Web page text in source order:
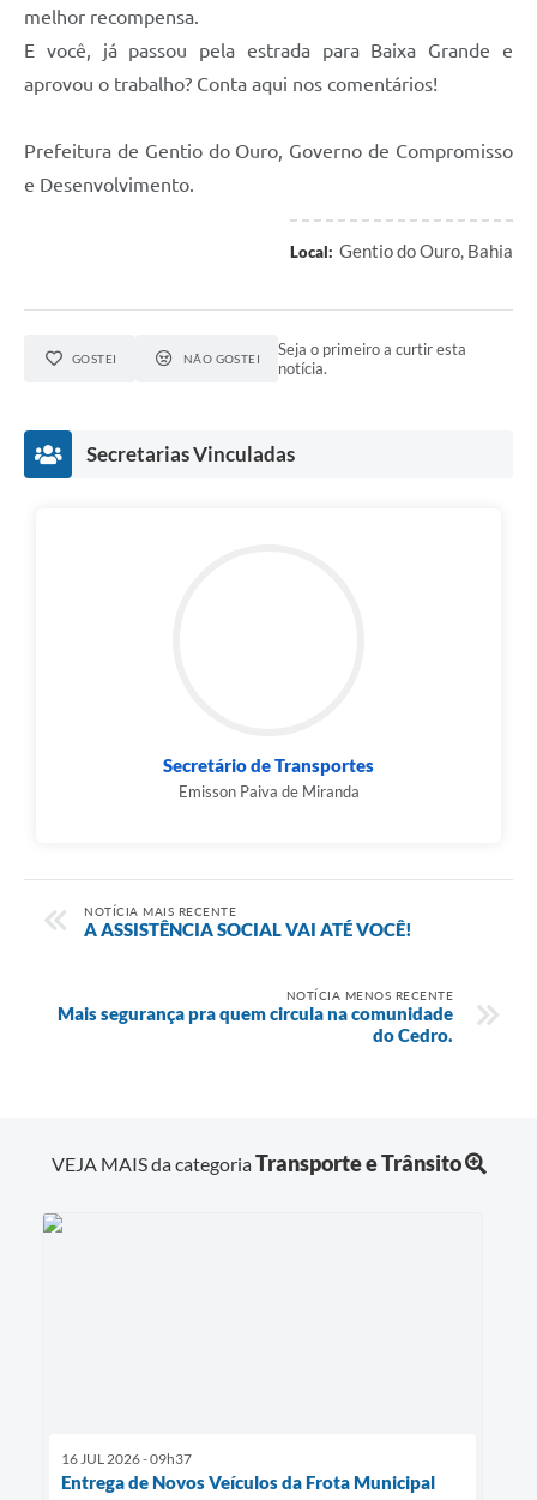
melhor recompensa.
E você, já passou pela estrada para Baixa Grande e
aprovou o trabalho? Conta aqui nos comentários!
Prefeitura de Gentio do Ouro, Governo de Compromisso
e Desenvolvimento.
Local: Gentio do Ouro, Bahia
GOSTEI NÃO GOSTEI
Seja o primeiro a curtir esta
notícia.
Secretarias Vinculadas
Secretário de Transportes
Emisson Paiva de Miranda
NOTÍCIA MAIS RECENTE
A ASSISTÊNCIA SOCIAL VAI ATÉ VOCÊ!
NOTÍCIA MENOS RECENTE
Mais segurança pra quem circula na comunidade
do Cedro.
VEJA MAIS da categoriaTransporte e Trânsito
16 JUL 2026 - 09h37
Entrega de Novos Veículos da Frota Municipal